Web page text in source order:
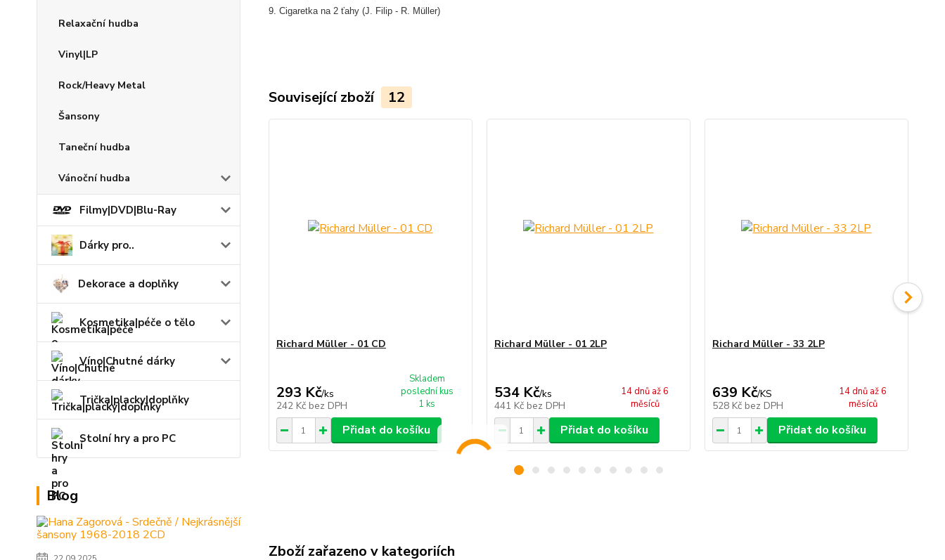
Relaxační hudba
Vinyl|LP
Rock/Heavy Metal
Šansony
Taneční hudba
Vánoční hudba
Filmy|DVD|Blu-Ray
Dárky pro..
Dekorace a doplňky
Kosmetika|péče o tělo
Víno|Chutné dárky
Trička|placky|doplňky
Stolní hry a pro PC
Blog
9. Cigaretka na 2 ťahy (J. Filip - R. Müller)
Související zboží 12
Richard Müller - 01 CD
293 Kč/ks
242 Kč bez DPH
Skladem
poslední kus
1 ks
Přidat do košíku
Richard Müller - 01 2LP
534 Kč/ks
441 Kč bez DPH
14 dnů až 6
měsíců
Přidat do košíku
Richard Müller - 33 2LP
639 Kč/KS
528 Kč bez DPH
14 dnů až 6
měsíců
Přidat do košíku
Zboží zařazeno v kategoriích